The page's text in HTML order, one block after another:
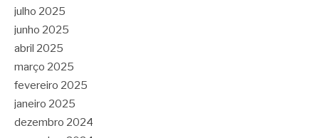
julho 2025
junho 2025
abril 2025
março 2025
fevereiro 2025
janeiro 2025
dezembro 2024